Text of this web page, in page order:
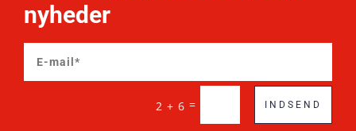
nyheder
2 + 6 = INDSEND